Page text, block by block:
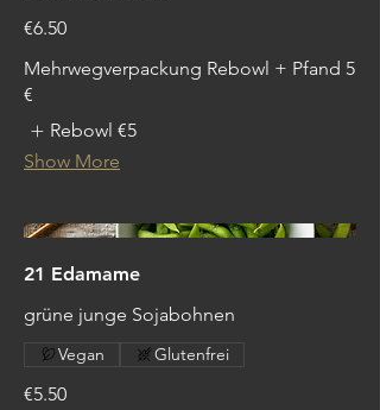
€6.50
Mehrwegverpackung Rebowl + Pfand 5
€
Rebowl €5
Show More
21 Edamame
grüne junge Sojabohnen
€5.50
Vegan Glutenfrei